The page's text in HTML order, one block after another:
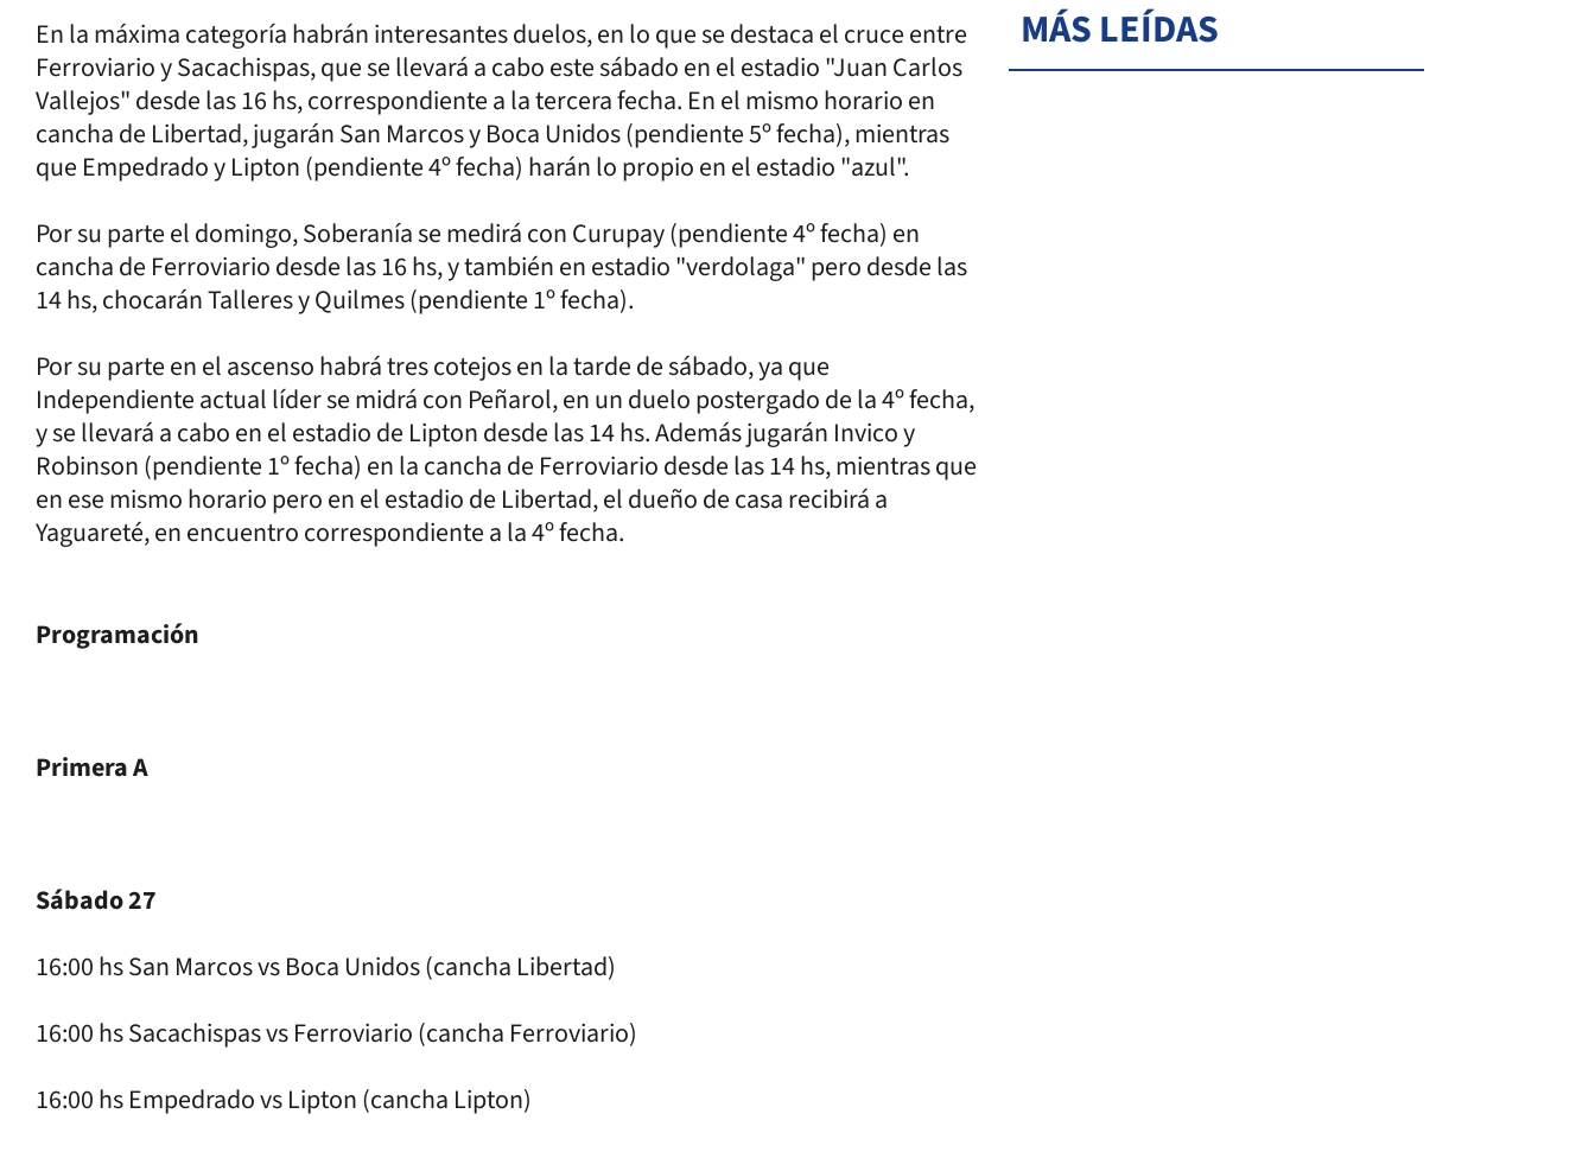
En la máxima categoría habrán interesantes duelos, en lo que se destaca el cruce entre
Ferroviario y Sacachispas, que se llevará a cabo este sábado en el estadio "Juan Carlos
Vallejos" desde las 16 hs, correspondiente a la tercera fecha. En el mismo horario en
cancha de Libertad, jugarán San Marcos y Boca Unidos (pendiente 5º fecha), mientras
que Empedrado y Lipton (pendiente 4º fecha) harán lo propio en el estadio "azul".
Por su parte el domingo, Soberanía se medirá con Curupay (pendiente 4º fecha) en
cancha de Ferroviario desde las 16 hs, y también en estadio "verdolaga" pero desde las
14 hs, chocarán Talleres y Quilmes (pendiente 1º fecha).
Por su parte en el ascenso habrá tres cotejos en la tarde de sábado, ya que
Independiente actual líder se midrá con Peñarol, en un duelo postergado de la 4º fecha,
y se llevará a cabo en el estadio de Lipton desde las 14 hs. Además jugarán Invico y
Robinson (pendiente 1º fecha) en la cancha de Ferroviario desde las 14 hs, mientras que
en ese mismo horario pero en el estadio de Libertad, el dueño de casa recibirá a
Yaguareté, en encuentro correspondiente a la 4º fecha.
Programación
Primera A
Sábado 27
16:00 hs San Marcos vs Boca Unidos (cancha Libertad)
16:00 hs Sacachispas vs Ferroviario (cancha Ferroviario)
16:00 hs Empedrado vs Lipton (cancha Lipton)
MÁS LEÍDAS